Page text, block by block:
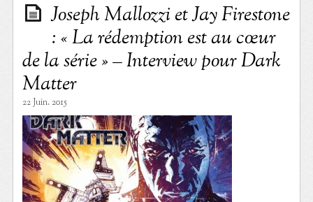
Joseph Mallozzi et Jay Firestone
: « La rédemption est au cœur
de la série » – Interview pour Dark
Matter
22 Juin. 2015